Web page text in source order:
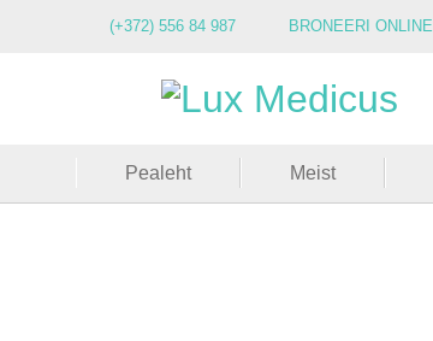
(+372) 556 84 987 BRONEERI ONLINE
Pealeht
Meist